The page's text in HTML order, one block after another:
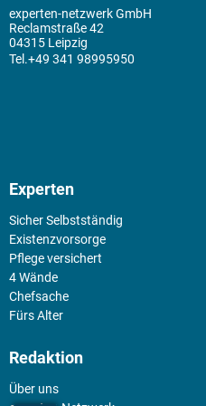
experten-netzwerk GmbH
Reclamstraße 42
04315 Leipzig
+49 341 98995950
Experten
Sicher Selbstständig
Existenz­vorsorge
Pflege versichert
4 Wände
Chefsache
Fürs Alter
Redaktion
Über uns